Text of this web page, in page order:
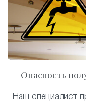
Опасность
Наш специалист